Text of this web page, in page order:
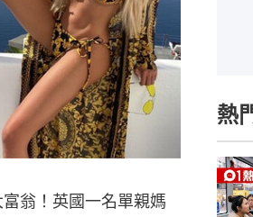
翁！英國一名單親媽
熱